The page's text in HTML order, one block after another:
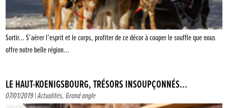
Sortir… S’aérer l’esprit et le corps, profiter de ce décor à couper le souffle que nous
offre notre belle région…
LE HAUT-KOENIGSBOURG, TRÉSORS INSOUPÇONNÉS…
07/01/2019 |Actualités,Grand angle